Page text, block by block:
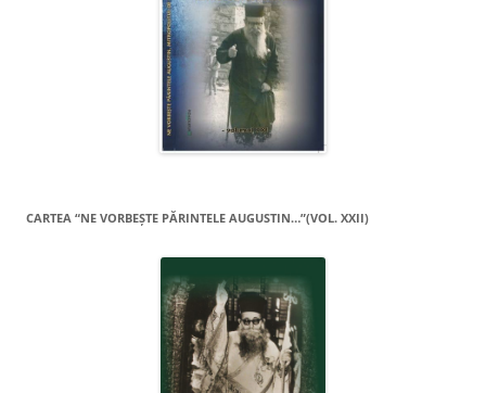
CARTEA “NE VORBEŞTE PĂRINTELE AUGUSTIN…”(VOL. XXII)